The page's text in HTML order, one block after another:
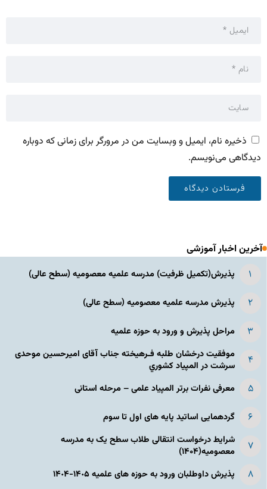
ذخیره نام، ایمیل و وبسایت من در مرورگر برای زمانی که دوباره
دیدگاهی می‌نویسم.
آخرین اخبار آموزشی
پذیرش(تکمیل ظرفیت) مدرسه علمیه معصومیه‌ (سطح عالی)
پذیرش مدرسه علمیه معصومیه‌ (سطح عالی)
مراحل پذیرش و ورود به حوزه علمیه
موفقیت درخشان طلبه فـرهیخته جناب آقای امیرحسین موحدی
سرشت در المپياد كشوري
معرفی نفرات برتر المپیاد علمی – مرحله استانی
گردهمایی اساتید پایه های اول تا سوم
شرایط درخواست انتقالی طلاب سطح یک به مدرسه
معصومیه(۱۴۰۴)
پذیرش داوطلبان ورود به حوزه های علمیه ١۴٠۵-١۴٠۴